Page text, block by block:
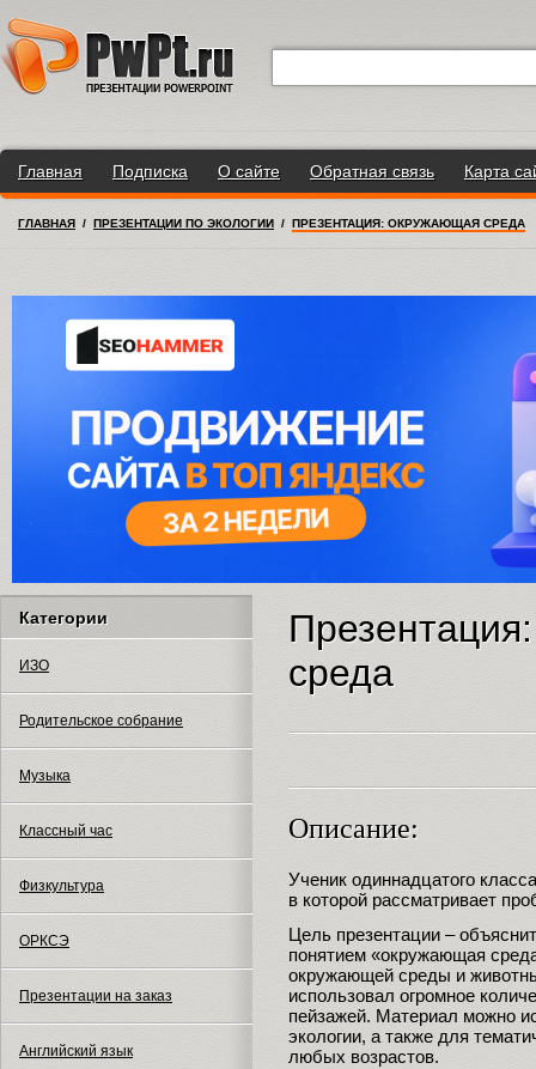
Главная Подписка О сайте Обратная связь Карта
ГЛАВНАЯ / ПРЕЗЕНТАЦИИ ПО ЭКОЛОГИИ / ПРЕЗЕНТАЦИЯ: ОКРУЖАЮЩАЯ СРЕДА
Категории
ИЗО
Родительское собрание
Музыка
Классный час
Физкультура
ОРКСЭ
Презентации на заказ
Английский язык
среда
Описание:
Ученик одиннадцатого
в которой рассматривает
Цель презентации –
понятием «окружающая
окружающей среды и
использовал огромное
пейзажей. Материал можно
экологии, а также для
любых возрастов.